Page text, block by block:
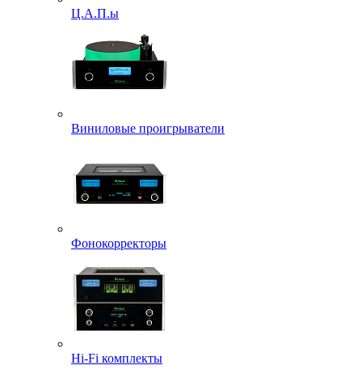
Ц.А.П.ы
Виниловые проигрыватели
Фонокорректоры
Hi-Fi комплекты